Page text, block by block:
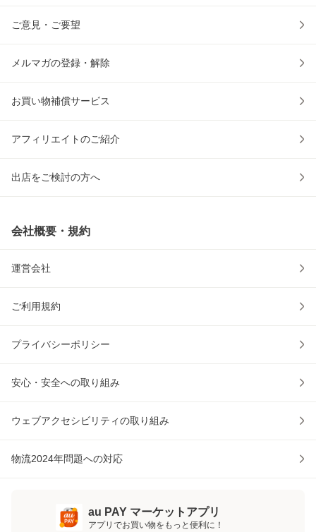
ご意見・ご要望
メルマガの登録・解除
お買い物補償サービス
アフィリエイトのご紹介
出店をご検討の方へ
会社概要・規約
運営会社
ご利用規約
プライバシーポリシー
安心・安全への取り組み
ウェブアクセシビリティの取り組み
物流2024年問題への対応
au PAY マーケットアプリ
アプリでお買い物をもっと便利に！